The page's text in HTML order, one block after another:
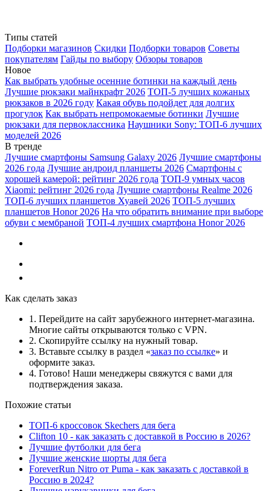
Типы статей
Подборки магазинов Скидки Подборки товаров Советы
покупателям Гайды по выбору Обзоры товаров
Новое
Как выбрать удобные осенние ботинки на каждый день
Лучшие рюкзаки майнкрафт 2026 ТОП-5 лучших кожаных
рюкзаков в 2026 году Какая обувь подойдет для долгих
прогулок Как выбрать непромокаемые ботинки Лучшие
рюкзаки для первоклассника Наушники Sony: ТОП-6 лучших
моделей 2026
В тренде
Лучшие смартфоны Samsung Galaxy 2026 Лучшие смартфоны
2026 года Лучшие андроид планшеты 2026 Смартфоны с
хорошей камерой: рейтинг 2026 года ТОП-9 умных часов
Xiaomi: рейтинг 2026 года Лучшие смартфоны Realme 2026
ТОП-6 лучших планшетов Хуавей 2026 ТОП-5 лучших
планшетов Honor 2026 На что обратить внимание при выборе
обуви с мембраной ТОП-4 лучших смартфона Honor 2026
Как сделать заказ
1. Перейдите на сайт зарубежного интернет-магазина.
Многие сайты открываются только с VPN.
2. Скопируйте ссылку на нужный товар.
3. Вставьте ссылку в раздел «заказ по ссылке» и
оформите заказ.
4. Готово! Наши менеджеры свяжутся с вами для
подтверждения заказа.
Похожие статьи
ТОП-6 кроссовок Skechers для бега
Clifton 10 - как заказать с доставкой в Россию в 2026?
Лучшие футболки для бега
Лучшие женские шорты для бега
ForeverRun Nitro от Puma - как заказать с доставкой в
Россию в 2024?